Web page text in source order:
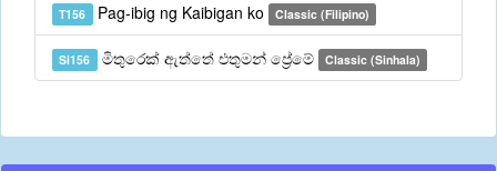
T156 Pag-ibig ng Kaibigan ko Classic (Filipino)
Si156 මිතුරෙක් ඇත්තේ එතුමන් ප්‍රේමේ Classic (Sinhala)